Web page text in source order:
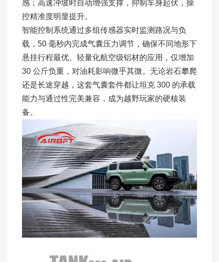
感；高速冲坡时自动增强支撑，抑制车身起伏，操
控精准度明显提升。
智能控制系统通过多组传感器实时监测路况与负
载，50 毫秒内完成气囊压力调节，确保不同地形下
悬挂行程最优。轻量化航空级铝材的应用，仅增加
30 公斤负重，对油耗影响微乎其微。无论岩石攀爬
还是长途穿越，这套气囊套件都让坦克 300 的承载
能力与通过性完美兼容，成为越野玩家的硬核装
备。